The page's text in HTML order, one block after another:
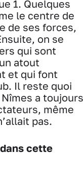
1. Quelques
le centre de
de ses forces,
on se
qui sont
atout
et qui font
Il reste quoi
a toujours
même
pas.
cette